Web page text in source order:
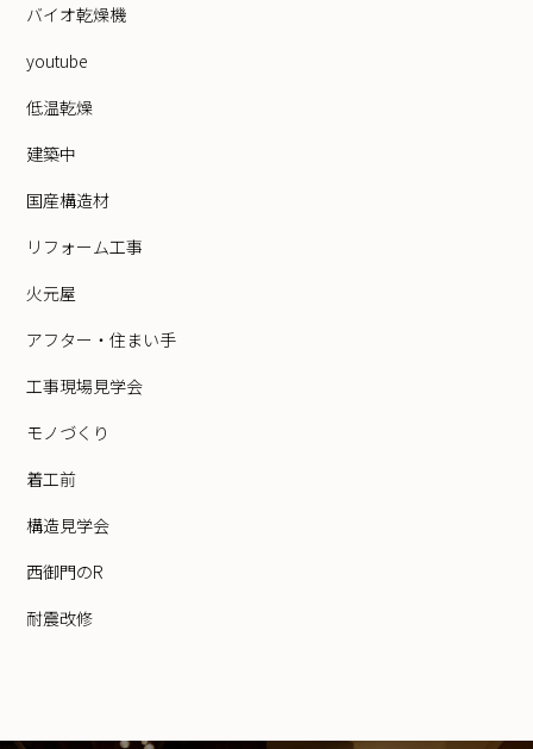
バイオ乾燥機
youtube
低温乾燥
建築中
国産構造材
リフォーム工事
火元屋
アフター・住まい手
工事現場見学会
モノづくり
着工前
構造見学会
西御門のR
耐震改修